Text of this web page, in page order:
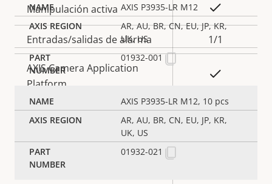
propiedad
propiedad
Manipulación activa
Entradas/salidas de alarma 1/1
AXIS Camera Application
Platform
E/S digital Sí
Red
AXIS P3935-LR M12
AR, AU, BR, CN, EU, JP, KR,
UK, US
01932-001
AXIS P3935-LR M12, 10 pcs
AR, AU, BR, CN, EU, JP, KR,
UK, US
01932-021